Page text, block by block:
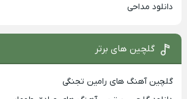
دانلود مداحی
گلچین های برتر
گلچین آهنگ های رامین تجنگی